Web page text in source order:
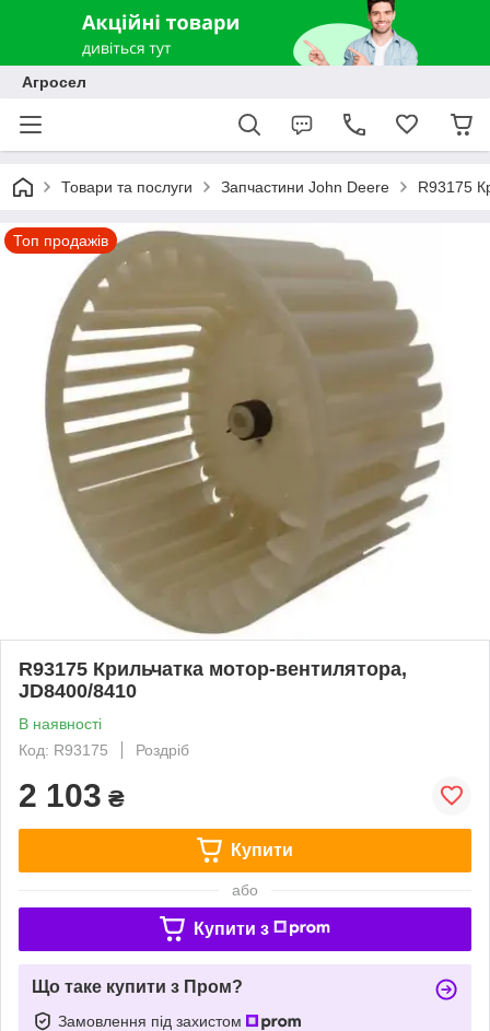
Агросел
Товари та послуги Запчастини John Deere R93175
Топ продажів
R93175 Крильчатка мотор-вентилятора,
JD8400/8410
В наявності
Код: R93175
Роздріб
2 103 ₴
Купити
або
Купити з
Що таке купити з Пром?
Замовлення під захистом